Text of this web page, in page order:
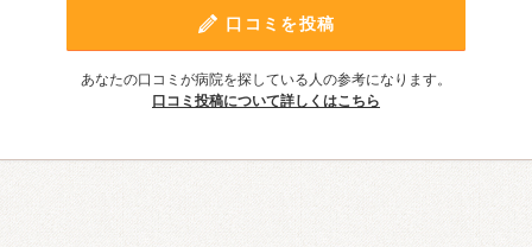
口コミを投稿
あなたの口コミが病院を探している人の参考になります。
口コミ投稿について詳しくはこちら